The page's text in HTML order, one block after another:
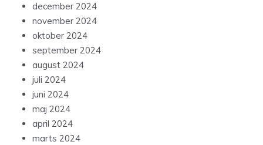
december 2024
november 2024
oktober 2024
september 2024
august 2024
juli 2024
juni 2024
maj 2024
april 2024
marts 2024